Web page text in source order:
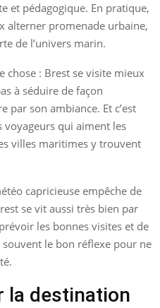
et pédagogique. En pratique,
alterner promenade urbaine,
de l’univers marin.
chose : Brest se visite mieux
à séduire de façon
par son ambiance. Et c’est
voyageurs qui aiment les
villes maritimes y trouvent
capricieuse empêche de
se vit aussi très bien par
les bonnes visites et de
souvent le bon réflexe pour ne
la destination